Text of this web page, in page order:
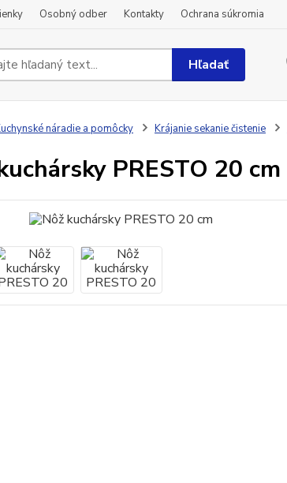
Osobný odber Kontakty Ochrana súkromia
Hľadať
náradie a pomôcky Krájanie sekanie čistenie
PRESTO 20 cm